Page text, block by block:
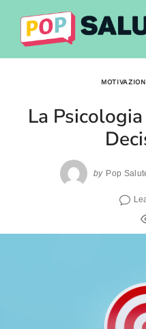
content
La
by Pop